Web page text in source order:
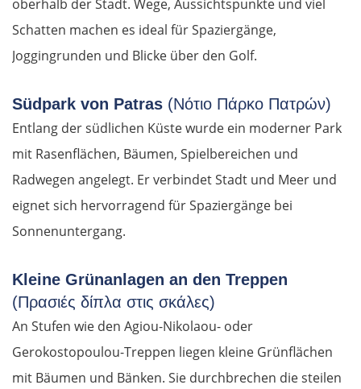
oberhalb der Stadt. Wege, Aussichtspunkte und viel
Schatten machen es ideal für Spaziergänge,
Joggingrunden und Blicke über den Golf.
Südpark von Patras (Νότιο Πάρκο Πατρών)
Entlang der südlichen Küste wurde ein moderner Park
mit Rasenflächen, Bäumen, Spielbereichen und
Radwegen angelegt. Er verbindet Stadt und Meer und
eignet sich hervorragend für Spaziergänge bei
Sonnenuntergang.
Kleine Grünanlagen an den Treppen
(Πρασιές δίπλα στις σκάλες)
An Stufen wie den Agiou-Nikolaou- oder
Gerokostopoulou-Treppen liegen kleine Grünflächen
mit Bäumen und Bänken. Sie durchbrechen die steilen